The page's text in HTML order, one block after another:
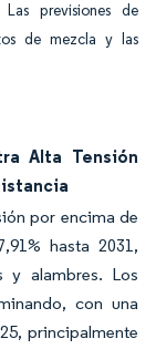
previsiones de
de mezcla y las
Alta Tensión
por encima de
hasta 2031,
y alambres. Los
con una
principalmente